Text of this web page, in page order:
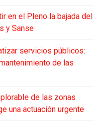
en el Pleno la bajada del
y Sanse
servicios públicos:
de las
de las zonas
una actuación urgente